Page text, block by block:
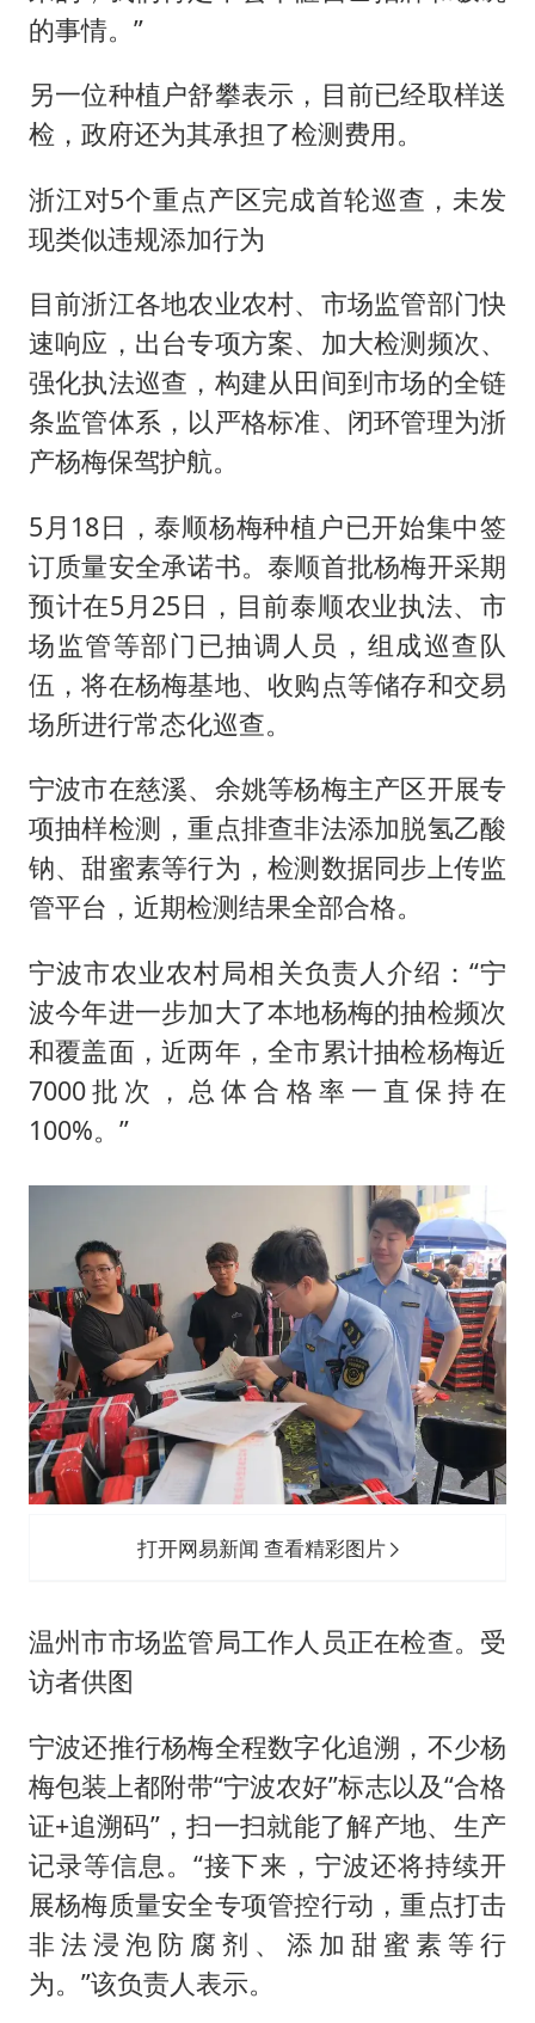
的事情。”
另一位种植户舒攀表示，目前已经取样送
检，政府还为其承担了检测费用。
浙江对5个重点产区完成首轮巡查，未发
现类似违规添加行为
目前浙江各地农业农村、市场监管部门快
速响应，出台专项方案、加大检测频次、
强化执法巡查，构建从田间到市场的全链
条监管体系，以严格标准、闭环管理为浙
产杨梅保驾护航。
5月18日，泰顺杨梅种植户已开始集中签
订质量安全承诺书。泰顺首批杨梅开采期
预计在5月25日，目前泰顺农业执法、市
场监管等部门已抽调人员，组成巡查队
伍，将在杨梅基地、收购点等储存和交易
场所进行常态化巡查。
宁波市在慈溪、余姚等杨梅主产区开展专
项抽样检测，重点排查非法添加脱氢乙酸
钠、甜蜜素等行为，检测数据同步上传监
管平台，近期检测结果全部合格。
宁波市农业农村局相关负责人介绍：“宁
波今年进一步加大了本地杨梅的抽检频次
和覆盖面，近两年，全市累计抽检杨梅近
7000批次，总体合格率一直保持在
100%。”
打开网易新闻 查看精彩图片
温州市市场监管局工作人员正在检查。受
访者供图
宁波还推行杨梅全程数字化追溯，不少杨
梅包装上都附带“宁波农好”标志以及“合格
证+追溯码”，扫一扫就能了解产地、生产
记录等信息。“接下来，宁波还将持续开
展杨梅质量安全专项管控行动，重点打击
非法浸泡防腐剂、添加甜蜜素等行
为。”该负责人表示。